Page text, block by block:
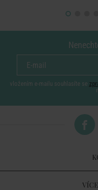
vložením e-mailu souhlasíte se